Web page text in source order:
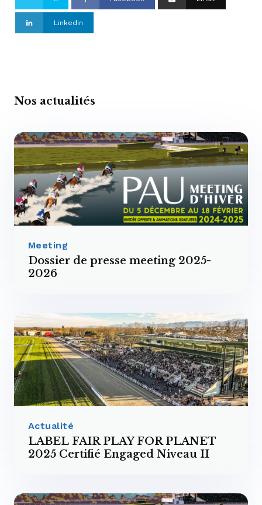
Linkedin
Nos actualités
Meeting
Dossier de presse meeting 2025-
2026
Actualité
LABEL FAIR PLAY FOR PLANET
2025 Certifié Engaged Niveau II